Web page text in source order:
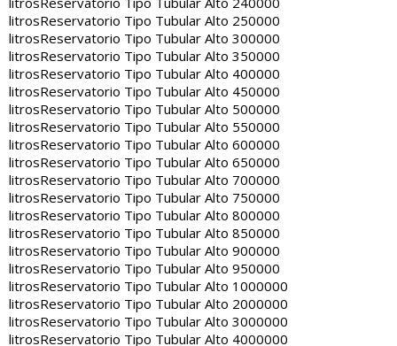
litrosReservatorio Tipo Tubular Alto 250000
litrosReservatorio Tipo Tubular Alto 300000
litrosReservatorio Tipo Tubular Alto 350000
litrosReservatorio Tipo Tubular Alto 400000
litrosReservatorio Tipo Tubular Alto 450000
litrosReservatorio Tipo Tubular Alto 500000
litrosReservatorio Tipo Tubular Alto 550000
litrosReservatorio Tipo Tubular Alto 600000
litrosReservatorio Tipo Tubular Alto 650000
litrosReservatorio Tipo Tubular Alto 700000
litrosReservatorio Tipo Tubular Alto 750000
litrosReservatorio Tipo Tubular Alto 800000
litrosReservatorio Tipo Tubular Alto 850000
litrosReservatorio Tipo Tubular Alto 900000
litrosReservatorio Tipo Tubular Alto 950000
litrosReservatorio Tipo Tubular Alto 1000000
litrosReservatorio Tipo Tubular Alto 2000000
litrosReservatorio Tipo Tubular Alto 3000000
litrosReservatorio Tipo Tubular Alto 4000000